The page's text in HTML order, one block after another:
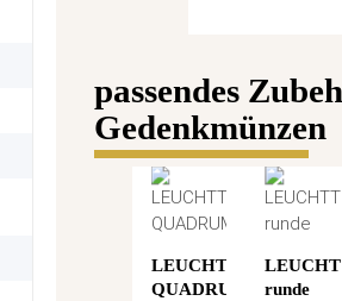
passendes
Gedenkmünzen
LEUCHTTURM
QUADRUM
runde